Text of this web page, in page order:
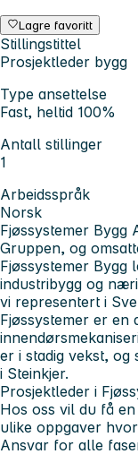
Lagre favoritt
Stillingstittel
Prosjektleder bygg
Type ansettelse
Fast, heltid 100%
Antall stillinger
1
Arbeidsspråk
Norsk
Fjøssystemer Bygg
Gruppen, og
Fjøssystemer
industribygg og
vi representert i
Fjøssystemer er en
er i stadig vekst,
i Steinkjer.
Prosjektleder i
Hos oss vil du få
ulike oppgaver
Ansvar for alle